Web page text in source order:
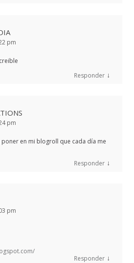
pm
Responder ↓
pm
poner en mi blogroll que cada día me
Responder ↓
pm
Responder ↓